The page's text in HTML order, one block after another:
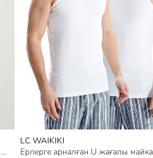
Ерлерге арналған дөңгелек жағалы трикотаж майка
LC WAIKIKI